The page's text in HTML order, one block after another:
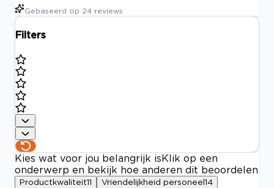
Gebaseerd op 24 reviews
Filters
Kies wat voor jou belangrijk is Klik op een
onderwerp en bekijk hoe anderen dit beoordelen
Productkwaliteit11 Vriendelijkheid personeel 14